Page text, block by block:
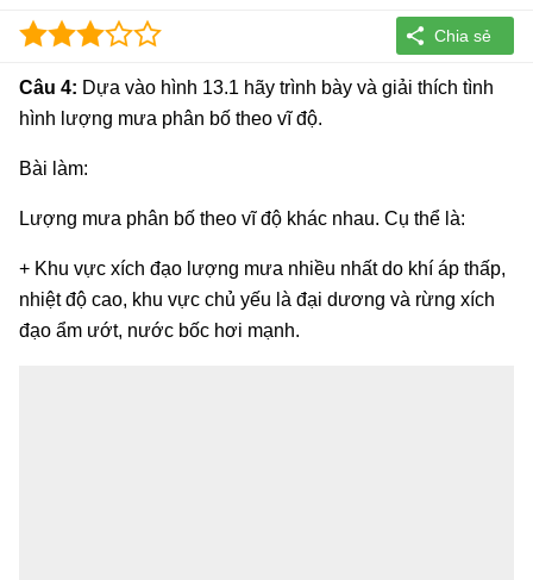
Câu 4: Dựa vào hình 13.1 hãy trình bày và giải thích tình
hình lượng mưa phân bố theo vĩ độ.
Bài làm:
Lượng mưa phân bố theo vĩ độ khác nhau. Cụ thể là:
+ Khu vực xích đạo lượng mưa nhiều nhất do khí áp thấp,
nhiệt độ cao, khu vực chủ yếu là đại dương và rừng xích
đạo ẩm ướt, nước bốc hơi mạnh.